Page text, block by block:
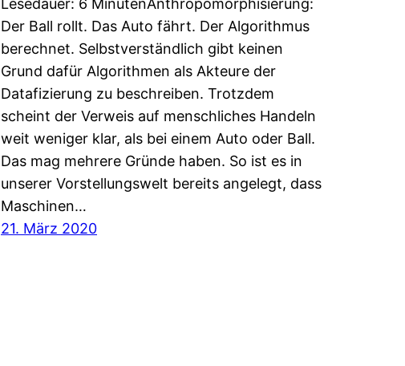
Lesedauer: 6 MinutenAnthropomorphisierung:
Der Ball rollt. Das Auto fährt. Der Algorithmus
berechnet. Selbstverständlich gibt keinen
Grund dafür Algorithmen als Akteure der
Datafizierung zu beschreiben. Trotzdem
scheint der Verweis auf menschliches Handeln
weit weniger klar, als bei einem Auto oder Ball.
Das mag mehrere Gründe haben. So ist es in
unserer Vorstellungswelt bereits angelegt, dass
Maschinen…
21. März 2020